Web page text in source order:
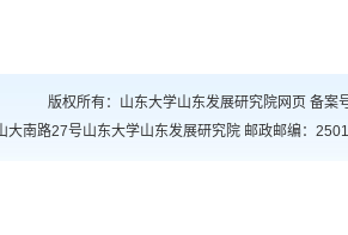
版权所有：山东大学山东发展研究院网页 备案
大南路27号山东大学山东发展研究院 邮政邮编：